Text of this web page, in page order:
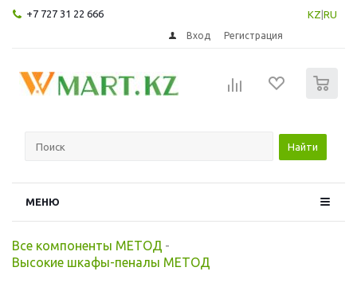
+7 727 31 22 666 KZ RU
Вход Регистрация
Найти
МЕНЮ
Все компоненты МЕТОД -
Высокие шкафы-пеналы МЕТОД